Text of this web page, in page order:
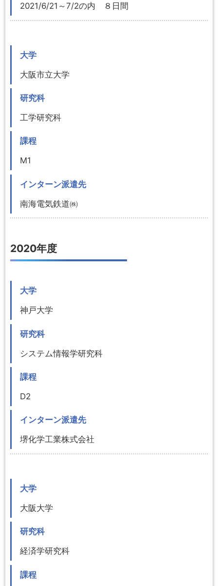
2021/6/21～7/2の内 ８日間
大学
大阪市立大学
研究科
工学研究科
課程
M1
インターン派遣先
南海電気鉄道㈱
2020年度
大学
神戸大学
研究科
システム情報学研究科
課程
D2
インターン派遣先
堺化学工業株式会社
大学
大阪大学
研究科
経済学研究科
課程